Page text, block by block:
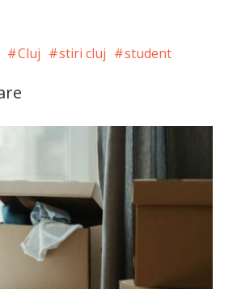
Cluj stiri cluj
student